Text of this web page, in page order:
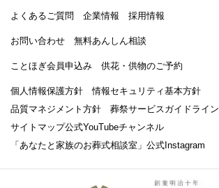
よくあるご質問 企業情報 採用情報
お問い合わせ 無料あんしん相談
ことほぎ会員申込み 供花・供物のご予約
個人情報保護方針
情報セキュリティ基本方針
品質マネジメント方針
葬祭サービスガイドライン
サイトマップ公式YouTubeチャンネル
「あなたと家族のお葬式相談室」 公式Instagram